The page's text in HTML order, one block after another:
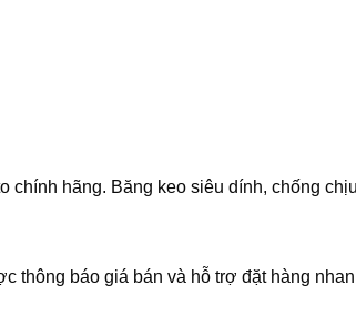
chính hãng. Băng keo siêu dính, chống
thông báo giá bán và hỗ trợ đặt hàng